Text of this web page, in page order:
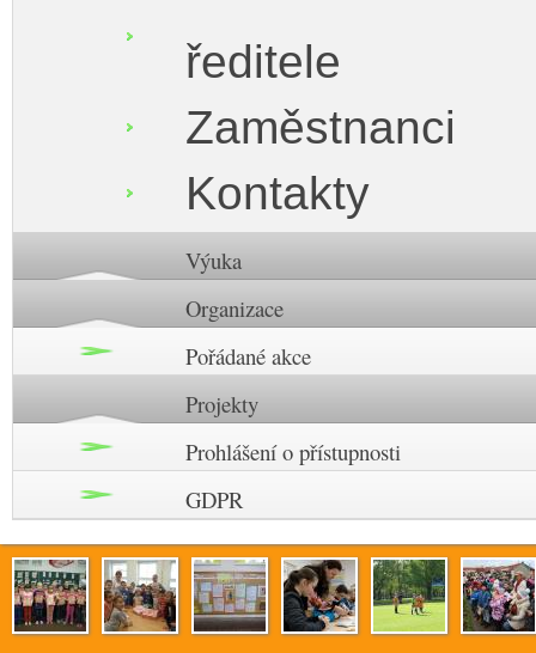
ředitele
Zaměstnanci
Kontakty
Výuka
Organizace
Pořádané akce
Projekty
Prohlášení o přístupnosti
GDPR